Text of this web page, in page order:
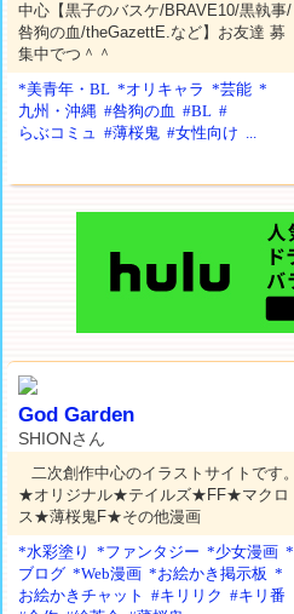
中心【黒子のバスケ/BRAVE10/黒執事/
咎狗の血/theGazettE.など】お友達 募
集中でつ＾＾
*美青年・BL *オリキャラ *芸能 *
九州・沖縄 #咎狗の血 #BL #
らぶコミュ #薄桜鬼 #女性向け ...
God Garden
SHIONさん
二次創作中心のイラストサイトです。
★オリジナル★テイルズ★FF★マクロ
ス★薄桜鬼F★その他漫画
*水彩塗り
*ファンタジー *少女漫画 *
ブログ *Web漫画 *お絵かき掲示板 *
お絵かきチャット
#キリリク #キリ番